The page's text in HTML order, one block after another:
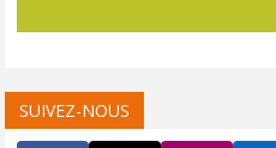
SUIVEZ-NOUS